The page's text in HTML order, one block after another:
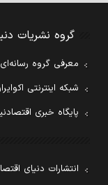
گروه نشریات
معرفی گروه
شبکه اینترنتی
پایگاه خبری
انتشارات دنیای